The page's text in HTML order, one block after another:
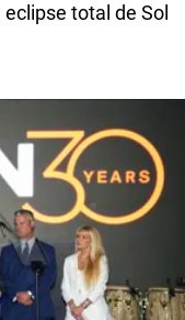
total de Sol